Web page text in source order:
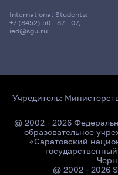
International Students:
+7 (8452) 50 - 87 - 07,
ied@sgu.ru
Учредитель:
@ 2002 - 2026
образовательное
«Саратовский
@ 2002 - 2026